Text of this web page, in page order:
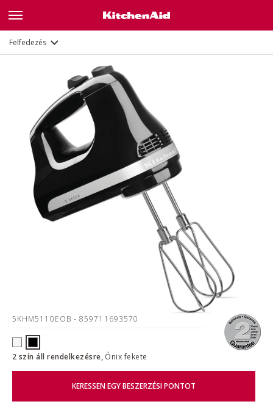
Felfedezés
5KHM5110EOB - 859711693570
2 szín áll rendelkezésre, Ónix fekete
KERESSEN EGY BESZERZÉSI PONTOT